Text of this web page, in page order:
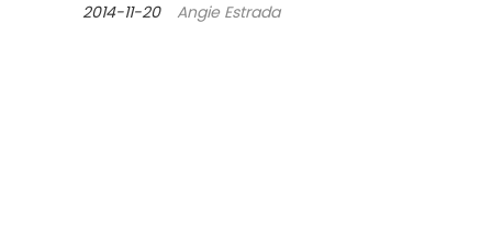
2014-11-20 Angie Estrada